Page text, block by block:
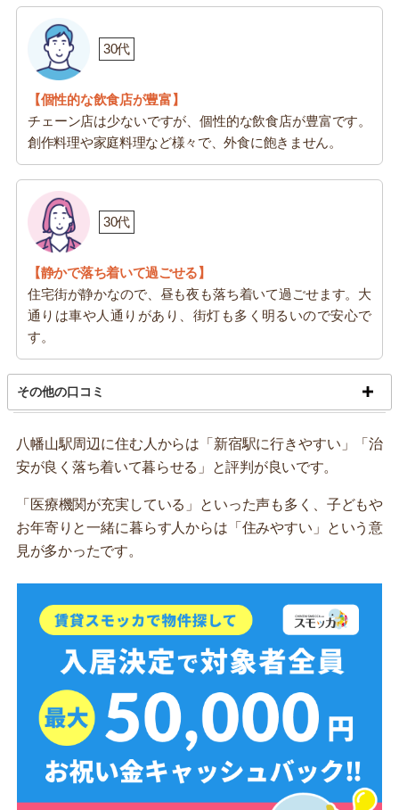
30代
【個性的な飲食店が豊富】
チェーン店は少ないですが、個性的な飲食店が豊富です。
創作料理や家庭料理など様々で、外食に飽きません。
30代
【静かで落ち着いて過ごせる】
住宅街が静かなので、昼も夜も落ち着いて過ごせます。大
通りは車や人通りがあり、街灯も多く明るいので安心で
す。
その他の口コミ
八幡山駅周辺に住む人からは「新宿駅に行きやすい」「治
安が良く落ち着いて暮らせる」と評判が良いです。
「医療機関が充実している」といった声も多く、子どもや
お年寄りと一緒に暮らす人からは「住みやすい」という意
見が多かったです。